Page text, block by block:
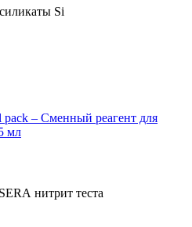
Si
нитрит теста